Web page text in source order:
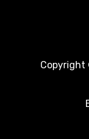
Copyright